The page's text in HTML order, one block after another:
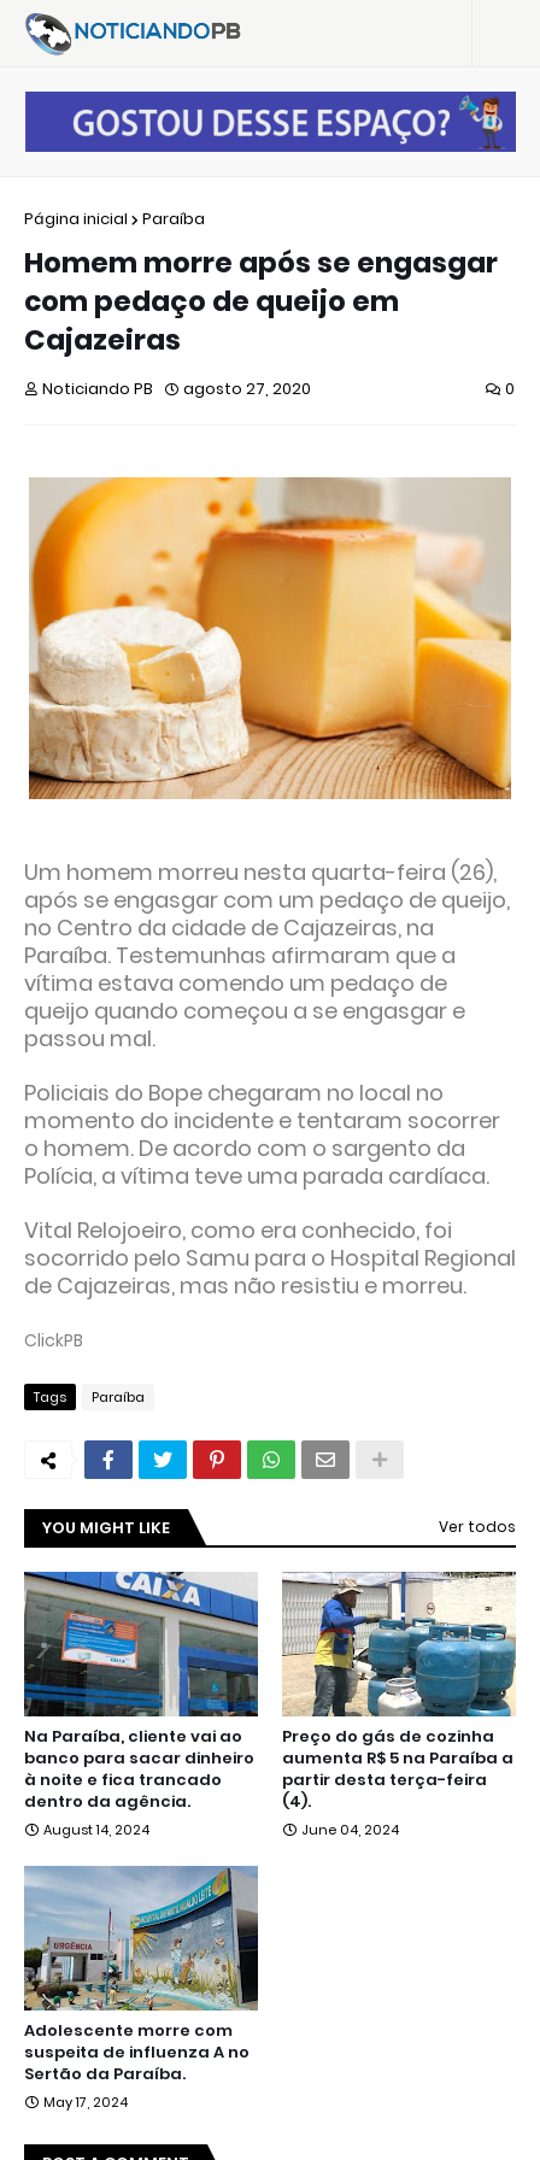
Página inicial Paraíba
Homem morre após se engasgar
com pedaço de queijo em
Cajazeiras
Noticiando PB agosto 27, 2020 0
Um homem morreu nesta quarta-feira (26),
após se engasgar com um pedaço de queijo,
no Centro da cidade de Cajazeiras, na
Paraíba. Testemunhas afirmaram que a
vítima estava comendo um pedaço de
queijo quando começou a se engasgar e
passou mal.
Policiais do Bope chegaram no local no
momento do incidente e tentaram socorrer
o homem. De acordo com o sargento da
Polícia, a vítima teve uma parada cardíaca.
Vital Relojoeiro, como era conhecido, foi
socorrido pelo Samu para o Hospital Regional
de Cajazeiras, mas não resistiu e morreu.
ClickPB
Tags Paraíba
YOU MIGHT LIKE Ver todos
Na Paraíba, cliente vai ao
banco para sacar dinheiro
à noite e fica trancado
dentro da agência.
August 14, 2024
Preço do gás de cozinha
aumenta R$ 5 na Paraíba a
partir desta terça-feira
(4).
June 04, 2024
Adolescente morre com
suspeita de influenza A no
Sertão da Paraíba.
May 17, 2024